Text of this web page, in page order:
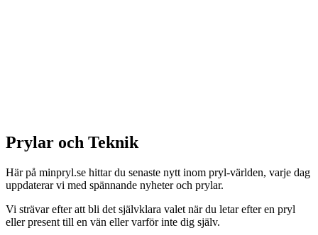
Prylar och Teknik
Här på minpryl.se hittar du senaste nytt inom pryl-världen, varje dag
uppdaterar vi med spännande nyheter och prylar.
Vi strävar efter att bli det självklara valet när du letar efter en pryl
eller present till en vän eller varför inte dig själv.